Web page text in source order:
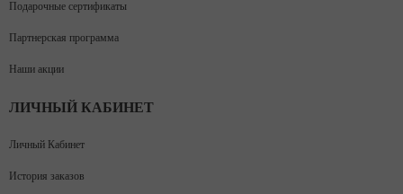
Подарочные сертификаты
Партнерская программа
Наши акции
ЛИЧНЫЙ КАБИНЕТ
Личный Кабинет
История заказов